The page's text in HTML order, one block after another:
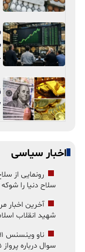
اخبار سیاسی
رونمایی از
سلاح دنیا را
آخرین اخبار
شهید انقلاب
سوال درباره پرواز ۶۵۵